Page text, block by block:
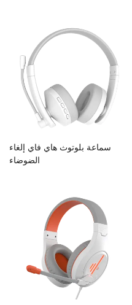
سماعة بلوتوث هاي فاي إلغاء
الضوضاء